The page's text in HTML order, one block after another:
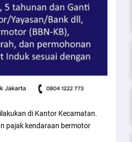
di Kantor Kecamatan.
pajak kendaraan bermotor